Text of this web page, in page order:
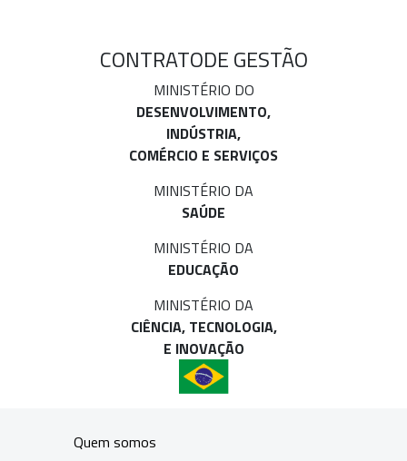
CONTRATODE GESTÃO
MINISTÉRIO DO
DESENVOLVIMENTO,
INDÚSTRIA,
COMÉRCIO E SERVIÇOS
MINISTÉRIO DA
SAÚDE
MINISTÉRIO DA
EDUCAÇÃO
MINISTÉRIO DA
CIÊNCIA, TECNOLOGIA,
E INOVAÇÃO
Quem somos